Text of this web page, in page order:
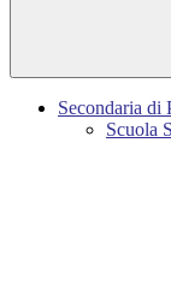
Secondaria di
Scuola